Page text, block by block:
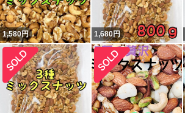
1,580円 1,680円